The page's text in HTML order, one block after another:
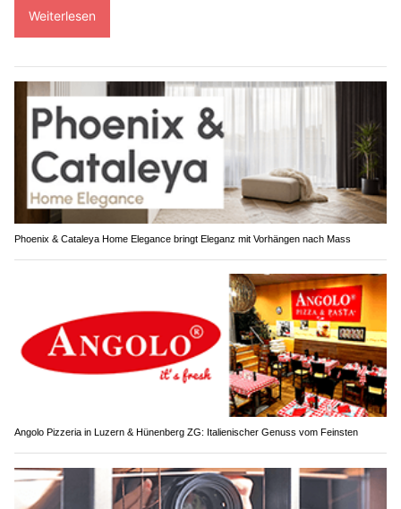
Weiterlesen
Phoenix & Cataleya Home Elegance bringt Eleganz mit Vorhängen nach Mass
Angolo Pizzeria in Luzern & Hünenberg ZG: Italienischer Genuss vom Feinsten